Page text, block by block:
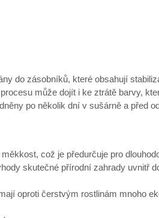
do zásobníků, které obsahují
může dojít i ke ztrátě barvy,
po několik dní v sušárně a před
což je předurčuje pro
skutečné přírodní zahrady uvnitř
oproti čerstvým rostlinám mnoho